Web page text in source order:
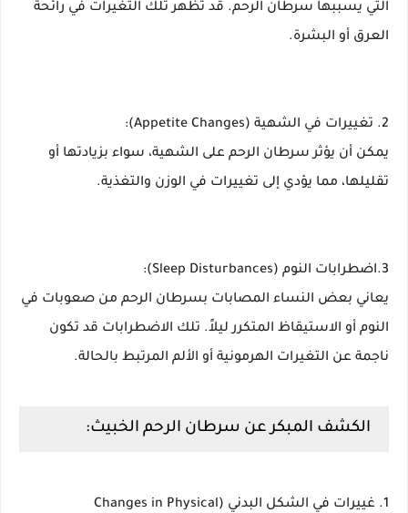
التي يسببها سرطان الرحم. قد تظهر تلك التغيرات في رائحة
العرق أو البشرة.
2. تغييرات في الشهية (Appetite Changes):
يمكن أن يؤثر سرطان الرحم على الشهية، سواء بزيادتها أو
تقليلها، مما يؤدي إلى تغييرات في الوزن والتغذية.
3.اضطرابات النوم (Sleep Disturbances):
يعاني بعض النساء المصابات بسرطان الرحم من صعوبات في
النوم أو الاستيقاظ المتكرر ليلاً. تلك الاضطرابات قد تكون
ناجمة عن التغيرات الهرمونية أو الألم المرتبط بالحالة.
الكشف المبكر عن سرطان الرحم الخبيث:
1. غييرات في الشكل البدني (Changes in Physical